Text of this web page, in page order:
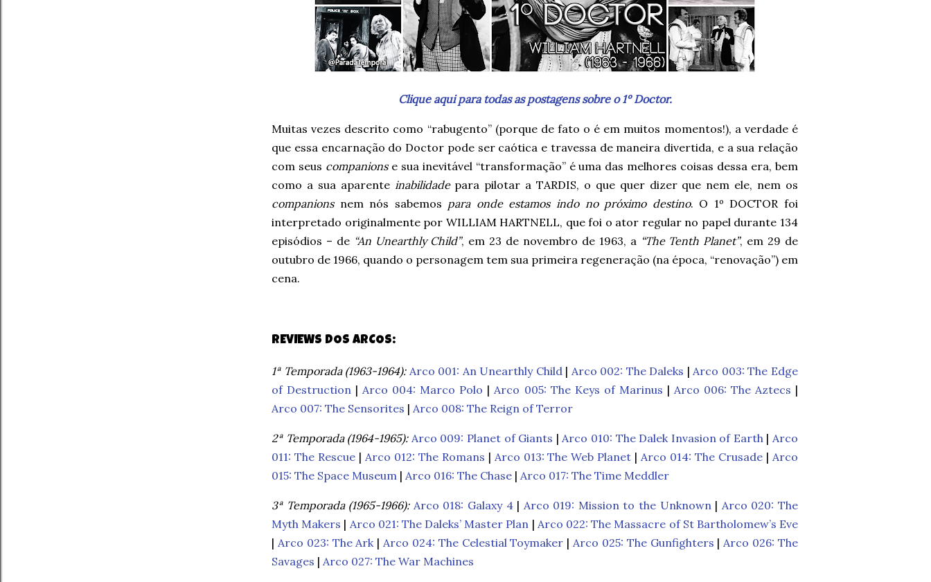
Clique aqui para todas as postagens sobre o 1º Doctor.
Muitas vezes descrito como “rabugento” (porque de fato o é em muitos momentos!), a verdade é
que essa encarnação do Doctor pode ser caótica e travessa de maneira divertida, e a sua relação
com seus companionse sua inevitável “transformação” é uma das melhores coisas dessa era, bem
como a sua aparente inabilidadepara pilotar a TARDIS, o que quer dizer que nem ele, nem os
companionsnem nós sabemos para onde estamos indo no próximo destino. O 1º DOCTOR foi
interpretado originalmente por WILLIAM HARTNELL, que foi o ator regular no papel durante 134
episódios – de “An Unearthly Child”, em 23 de novembro de 1963, a “The Tenth Planet”, em 29 de
outubro de 1966, quando o personagem tem sua primeira regeneração (na época, “renovação”) em
cena.
REVIEWS DOS ARCOS:
1ª Temporada (1963-1964): Arco 001: An Unearthly Child| Arco 002: The Daleks |Arco 003: The Edge
of Destruction |Arco 004: Marco Polo |Arco 005: The Keys of Marinus | Arco 006: The Aztecs |
Arco 007: The Sensorites | Arco 008: The Reign of Terror
2ª Temporada (1964-1965): Arco 009: Planet of Giants |Arco 010: The Dalek Invasion of Earth|Arco
011: The Rescue| Arco 012: The Romans | Arco 013: The Web Planet |Arco 014: The Crusade |Arco
015: The Space Museum | Arco 016: The Chase | Arco 017: The Time Meddler
3ª Temporada (1965-1966): Arco 018: Galaxy 4| Arco 019: Mission to the Unknown| Arco 020: The
Myth Makers | Arco 021: The Daleks’ Master Plan | Arco 022: The Massacre of St Bartholomew’s Eve
| Arco 023: The Ark|Arco 024: The Celestial Toymaker |Arco 025: The Gunfighters |Arco 026: The
Savages | Arco 027: The War Machines